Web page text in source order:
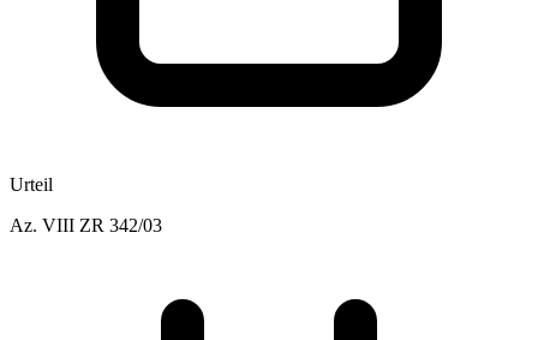
Urteil
Az. VIII ZR 342/03